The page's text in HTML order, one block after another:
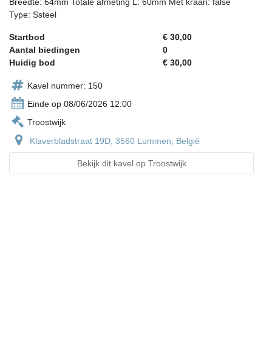
Breedte: 64mm Totale afmeting L: 60mm Met kraan: false
Type: Ssteel
Startbod
€ 30,00
Aantal biedingen
0
Huidig bod
€ 30,00
Kavel nummer: 150
Einde op 08/06/2026 12:00
Troostwijk
Klaverbladstraat 19D, 3560 Lummen, België
Bekijk dit kavel op Troostwijk